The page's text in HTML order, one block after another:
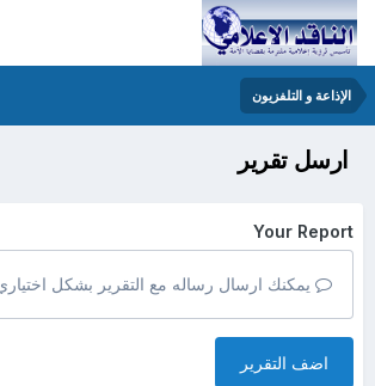
الإذاعة و التلفزيون
ارسل تقرير
Your Report
يمكنك ارسال رساله مع التقرير بشكل اختياري
اضف التقرير